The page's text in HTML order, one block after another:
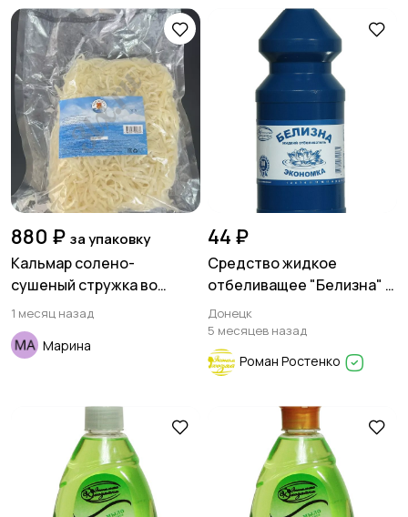
880 ₽ за упаковку
Кальмар солено-
сушеный стружка во
Владивостоке
1 месяц назад
Марина
44 ₽
Средство жидкое
отбеливащее "Белизна" -
Экономка
Донецк
5 месяцев назад
Роман Ростенко